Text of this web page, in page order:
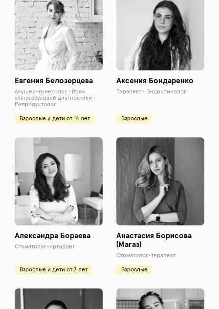
Евгения Белозерцева
Акушер-гинеколог • Врач
ультразвуковой диагностики •
Репродуктолог
Взрослые и дети от 14 лет
Аксения Бондаренко
Терапевт • Эндокринолог
Взрослые
Александра Бораева
Стоматолог-ортодонт
Взрослые и дети от 7 лет
Анастасия Борисова
(Магаз)
Стоматолог-терапевт
Взрослые